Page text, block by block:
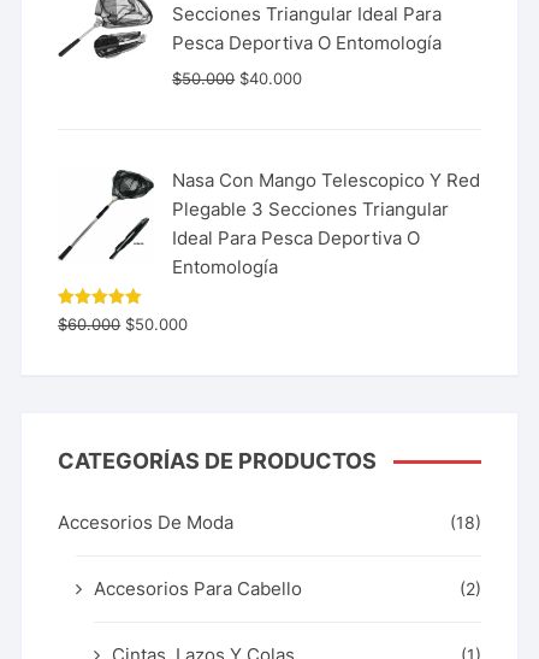
Secciones Triangular Ideal Para
Pesca Deportiva O Entomología
$50.000 $40.000
Nasa Con Mango Telescopico Y Red
Plegable 3 Secciones Triangular
Ideal Para Pesca Deportiva O
Entomología
Valorado
con 5.00
$60.000 $50.000
CATEGORÍAS DE PRODUCTOS
Accesorios De Moda (18)
Accesorios Para Cabello (2)